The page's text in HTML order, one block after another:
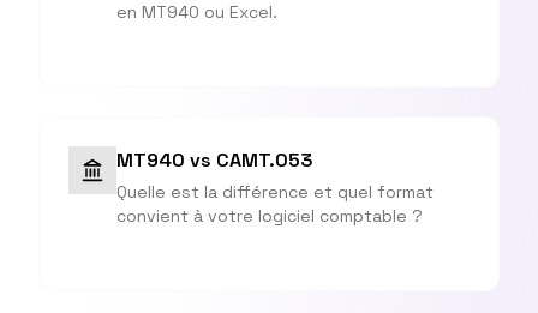
en MT940 ou Excel.
MT940 vs CAMT.053
Quelle est la différence et quel format
convient à votre logiciel comptable ?